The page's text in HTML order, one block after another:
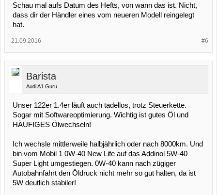
Schau mal aufs Datum des Hefts, von wann das ist. Nicht,
dass dir der Händler eines vom neueren Modell reingelegt
hat.
#6
21.09.2016
Barista
Audi A1 Guru
Unser 122er 1.4er läuft auch tadellos, trotz Steuerkette.
Sogar mit Softwareoptimierung. Wichtig ist gutes Öl und
HÄUFIGES Ölwechseln!
Ich wechsle mittlerweile halbjährlich oder nach 8000km. Und
bin vom Mobil 1 0W-40 New Life auf das Addinol 5W-40
Super Light umgestiegen. 0W-40 kann nach zügiger
Autobahnfahrt den Öldruck nicht mehr so gut halten, da ist
5W deutlich stabiler!